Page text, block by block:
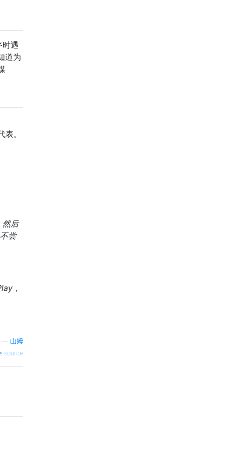
时遇
道为
。
然后
尝
，
山姆
source